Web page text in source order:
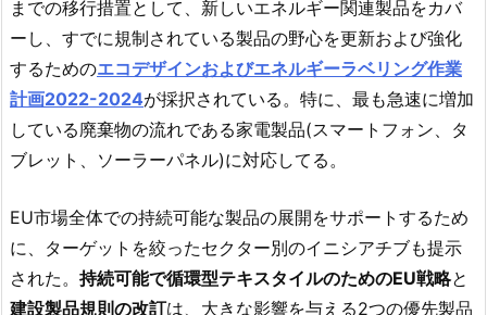
までの移行措置として、新しいエネルギー関連製品をカバ
ーし、すでに規制されている製品の野心を更新および強化
するためのエコデザインおよびエネルギーラベリング作業
計画2022-2024が採択されている。特に、最も急速に増加
している廃棄物の流れである家電製品(スマートフォン、タ
ブレット、ソーラーパネル)に対応してる。
EU市場全体での持続可能な製品の展開をサポートするため
に、ターゲットを絞ったセクター別のイニシアチブも提示
された。 持続可能で循環型テキスタイルのためのEU戦略と
建設製品規則の改訂は、大きな影響を与える2つの優先製品